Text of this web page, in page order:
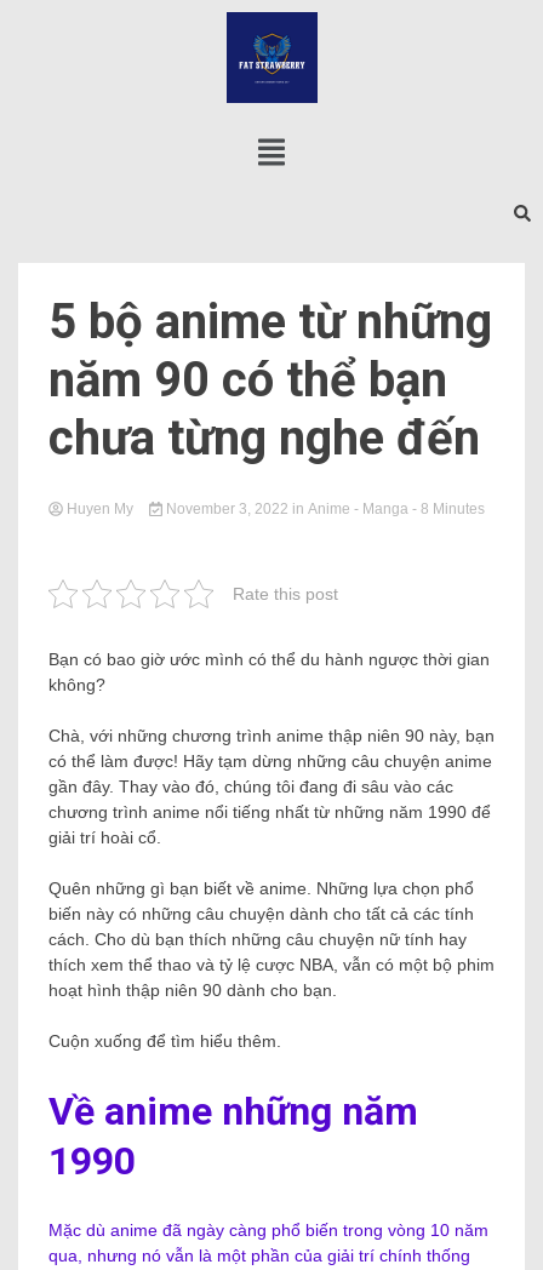
5 bộ anime từ những
năm 90 có thể bạn
chưa từng nghe đến
Huyen My November 3, 2022 in Anime - Manga - 8 Minutes
Rate this post
Bạn có bao giờ ước mình có thể du hành ngược thời gian
không?
Chà, với những chương trình anime thập niên 90 này, bạn
có thể làm được! Hãy tạm dừng những câu chuyện anime
gần đây. Thay vào đó, chúng tôi đang đi sâu vào các
chương trình anime nổi tiếng nhất từ ​​những năm 1990 để
giải trí hoài cổ.
Quên những gì bạn biết về anime. Những lựa chọn phổ
biến này có những câu chuyện dành cho tất cả các tính
cách. Cho dù bạn thích những câu chuyện nữ tính hay
thích xem thể thao và tỷ lệ cược NBA, vẫn có một bộ phim
hoạt hình thập niên 90 dành cho bạn.
Cuộn xuống để tìm hiểu thêm.
Về anime những năm
1990
Mặc dù anime đã ngày càng phổ biến trong vòng 10 năm
qua, nhưng nó vẫn là một phần của giải trí chính thống